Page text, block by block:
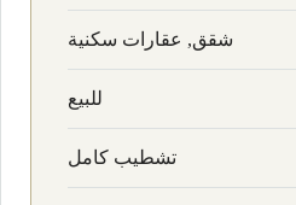
شقق, عقارات سكنية
للبيع
تشطيب كامل